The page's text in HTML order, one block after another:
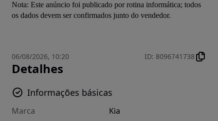
Nota: Este anúncio foi publicado por rotina informática; todos
os dados devem ser confirmados junto do vendedor.
06/08/2026, 10:20 ID: 8096741738
Detalhes
Informações básicas
Marca Kia